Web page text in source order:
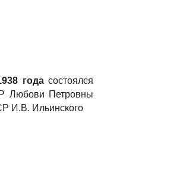
годасостоялся
Любови Петровны
И.В. Ильинского